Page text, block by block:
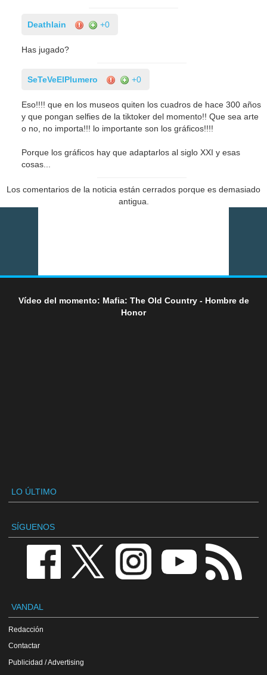
Deathlain +0
Has jugado?
SeTeVeElPlumero +0
Eso!!!! que en los museos quiten los cuadros de hace 300 años
y que pongan selfies de la tiktoker del momento!! Que sea arte
o no, no importa!!! lo importante son los gráficos!!!!
Porque los gráficos hay que adaptarlos al siglo XXI y esas
cosas...
Los comentarios de la noticia están cerrados porque es demasiado
antigua.
Vídeo del momento: Mafia: The Old Country - Hombre de
Honor
LO ÚLTIMO
SÍGUENOS
VANDAL
Redacción
Contactar
Publicidad / Advertising